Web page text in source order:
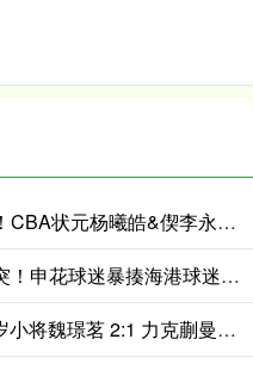
股牛网 男篮商业赛也没机会！CBA状元杨曦皓&偰李永炜进12人名单未登场
亿策略 上海德比赛后火爆冲突！申花球迷暴揍海港球迷 大吼：还敢挑衅我们？
同花顺e配 乒超大冷门！17 岁小将魏璟茗 2:1 力克蒯曼，新生代削球手惊艳赛场